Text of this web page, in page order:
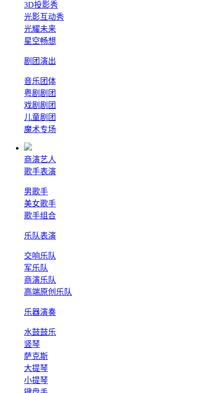
3D投影秀
光影互动秀
光耀未来
星空畅想
剧团演出
音乐团体
粤剧剧团
戏剧剧团
儿童剧团
魔术专场
商演艺人
歌手表演
男歌手
美女歌手
歌手组合
乐队表演
交响乐队
军乐队
商演乐队
高端原创乐队
乐器演奏
水鼓鼓乐
竖琴
萨克斯
大提琴
小提琴